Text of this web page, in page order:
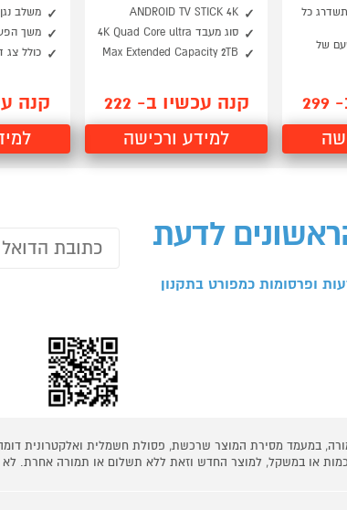
כל
של
ANDROID TV STICK 4K
סוג מעבד 4K Quad Core ultra
Max Extended Capacity 2TB
קנה עכשיו ב- 222
למידע ורכישה
משלב נגן MP3 ורדיו AM/FM
משך
כולל צג
קנה
לדעת
ופרסומות כמפורט בתקנון
במעמד מסירת המוצר שרכשת, פסולת חשמלית ואלקטרונית
או במשקל, למוצר החדש וזאת ללא תשלום או תמורה אחרת.